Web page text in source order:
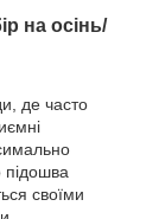
на осінь/
де часто
своїми